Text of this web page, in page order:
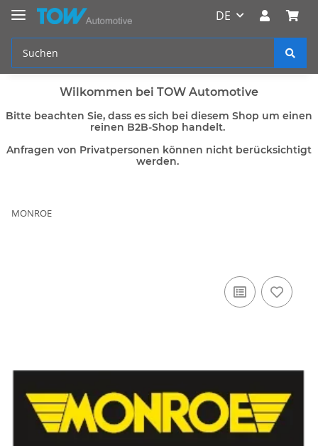
DE
Wilkommen bei TOW Automotive
Bitte beachten Sie, dass es sich bei diesem Shop um einen
reinen B2B-Shop handelt.
Anfragen von Privatpersonen können nicht berücksichtigt
werden.
MONROE